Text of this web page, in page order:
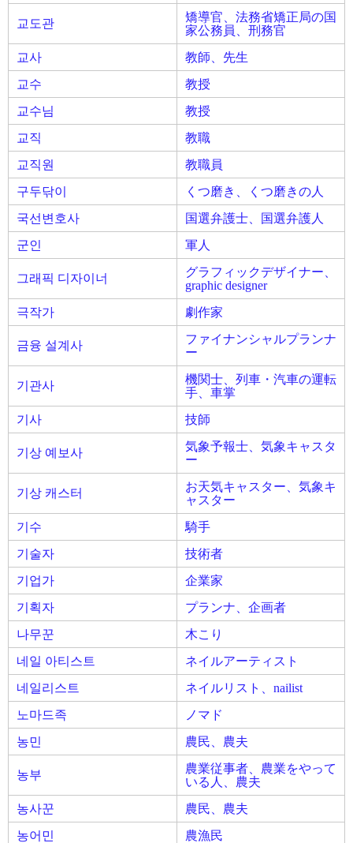
교도관
矯導官、法務省矯正局の国
家公務員、刑務官
교사
教師、先生
교수
教授
교수님
教授
교직
教職
교직원
教職員
구두닦이
くつ磨き、くつ磨きの人
국선변호사
国選弁護士、国選弁護人
군인
軍人
그래픽 디자이너
グラフィックデザイナー、
graphic designer
극작가
劇作家
금융 설계사
ファイナンシャルプランナ
ー
기관사
機関士、列車・汽車の運転
手、車掌
기사
技師
기상 예보사
気象予報士、気象キャスタ
ー
기상 캐스터
お天気キャスター、気象キ
ャスター
기수
騎手
기술자
技術者
기업가
企業家
기획자
プランナ、企画者
나무꾼
木こり
네일 아티스트
ネイルアーティスト
네일리스트
ネイルリスト、nailist
노마드족
ノマド
농민
農民、農夫
농부
農業従事者、農業をやって
いる人、農夫
농사꾼
農民、農夫
농어민
農漁民